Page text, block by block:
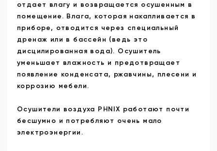
отдает влагу и возвращается осушенным в
помещение. Влага, которая накапливается в
приборе, отводится через специальный
дренаж или в бассейн (ведь это
дисцилированная вода). Осушитель
уменьшает влажность и предотвращает
появление конденсата, ржавчины, плесени и
коррозию мебели.
Осушители воздуха PHNIX работают почти
бесшумно и потребляют очень мало
электроэнергии.